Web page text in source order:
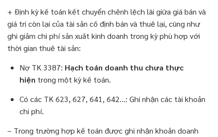
+ Định kỳ kế toán kết chuyển chênh lệch lãi giữa giá bán và
giá trị còn lại của tài sản cố định bán và thuê lại, cũng như
ghi giảm chi phí sản xuất kinh doanh trong kỳ phù hợp với
thời gian thuê tài sản:
Nợ TK 3387: Hạch toán doanh thu chưa thực
hiện trong một kỳ kế toán.
Có các TK 623, 627, 641, 642…: Ghi nhận các tài khoản
chi phí.
– Trong trường hợp kế toán được ghi nhận khoản doanh